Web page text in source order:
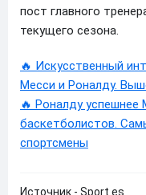
пост главного
текущего сезона.
🔥 Искусственный
Месси и Роналду.
🔥 Роналду успешнее
баскетболистов.
спортсмены
Источник - Sport.es